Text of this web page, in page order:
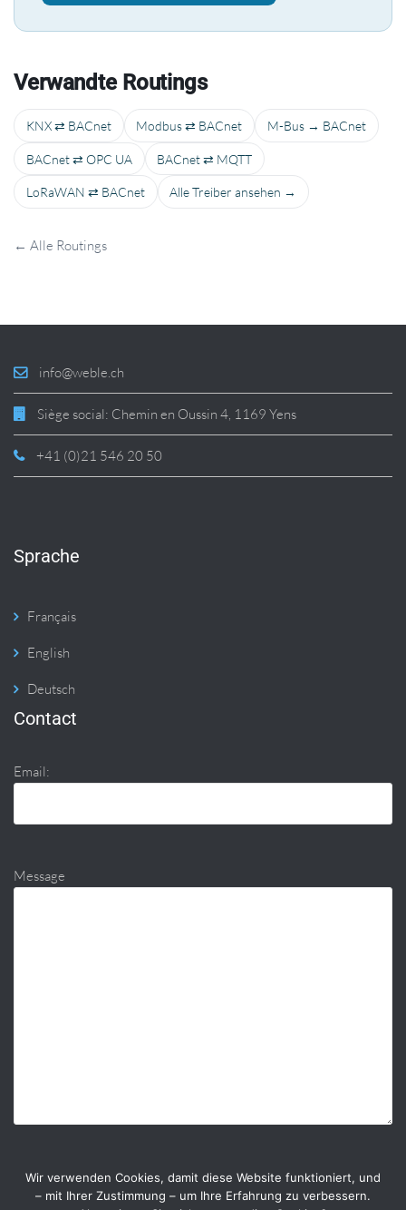
Verwandte Routings
KNX ⇄ BACnet Modbus ⇄ BACnet M-Bus → BACnet
BACnet ⇄ OPC UA BACnet ⇄ MQTT
LoRaWAN ⇄ BACnet Alle Treiber ansehen →
← Alle Routings
info@weble.ch
Siège social: Chemin en Oussin 4, 1169 Yens
+41 (0)21 546 20 50
Sprache
Français
English
Deutsch
Contact
Email:
Message
Wir verwenden Cookies, damit diese Website funktioniert, und
– mit Ihrer Zustimmung – um Ihre Erfahrung zu verbessern.